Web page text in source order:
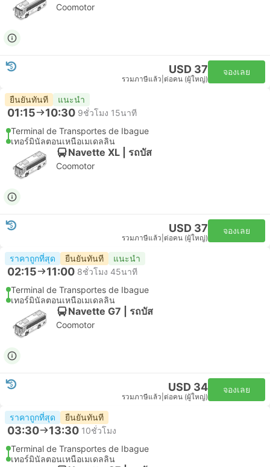
Coomotor
USD 37
รวมภาษีแล้ว ต่อคน (ผู้ใหญ่)
จองเลย
ยืนยันทันที แนะนำ
01:15 10:30 9ชั่วโมง 15นาที
Terminal de Transportes de Ibague
เทอร์มินัลตอนเหนือเมเดลลิน
Navette XL | รถบัส
Coomotor
USD 37
รวมภาษีแล้ว ต่อคน (ผู้ใหญ่)
จองเลย
ราคาถูกที่สุด ยืนยันทันที แนะนำ
02:15 11:00 8ชั่วโมง 45นาที
Terminal de Transportes de Ibague
เทอร์มินัลตอนเหนือเมเดลลิน
Navette G7 | รถบัส
Coomotor
USD 34
รวมภาษีแล้ว ต่อคน (ผู้ใหญ่)
จองเลย
ราคาถูกที่สุด ยืนยันทันที
03:30 13:30 10ชั่วโมง
Terminal de Transportes de Ibague
เทอร์มินัลตอนเหนือเมเดลลิน